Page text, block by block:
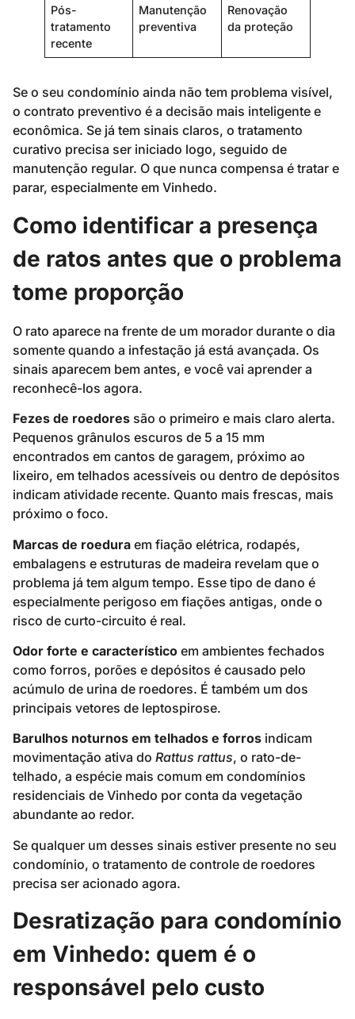
Pós-
tratamento
recente
Manutenção
preventiva
Renovação
da proteção
Se o seu condomínio ainda não tem problema visível,
o contrato preventivo é a decisão mais inteligente e
econômica. Se já tem sinais claros, o tratamento
curativo precisa ser iniciado logo, seguido de
manutenção regular. O que nunca compensa é tratar e
parar, especialmente em Vinhedo.
Como identificar a presença
de ratos antes que o problema
tome proporção
O rato aparece na frente de um morador durante o dia
somente quando a infestação já está avançada. Os
sinais aparecem bem antes, e você vai aprender a
reconhecê-los agora.
Fezes de roedores são o primeiro e mais claro alerta.
Pequenos grânulos escuros de 5 a 15 mm
encontrados em cantos de garagem, próximo ao
lixeiro, em telhados acessíveis ou dentro de depósitos
indicam atividade recente. Quanto mais frescas, mais
próximo o foco.
Marcas de roedura em fiação elétrica, rodapés,
embalagens e estruturas de madeira revelam que o
problema já tem algum tempo. Esse tipo de dano é
especialmente perigoso em fiações antigas, onde o
risco de curto-circuito é real.
Odor forte e característico em ambientes fechados
como forros, porões e depósitos é causado pelo
acúmulo de urina de roedores. É também um dos
principais vetores de leptospirose.
Barulhos noturnos em telhados e forros indicam
movimentação ativa do Rattus rattus, o rato-de-
telhado, a espécie mais comum em condomínios
residenciais de Vinhedo por conta da vegetação
abundante ao redor.
Se qualquer um desses sinais estiver presente no seu
condomínio, o tratamento de controle de roedores
precisa ser acionado agora.
Desratização para condomínio
em Vinhedo: quem é o
responsável pelo custo